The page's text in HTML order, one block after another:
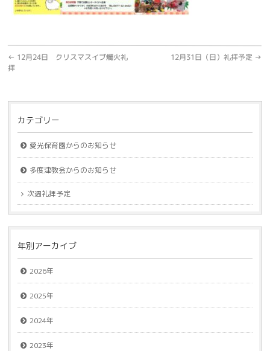
← 12月24日 クリスマスイブ燭火礼
拝
12月31日（日）礼拝予定 →
カテゴリー
愛光保育園からのお知らせ
多度津教会からのお知らせ
次週礼拝予定
年別アーカイブ
2026年
2025年
2024年
2023年